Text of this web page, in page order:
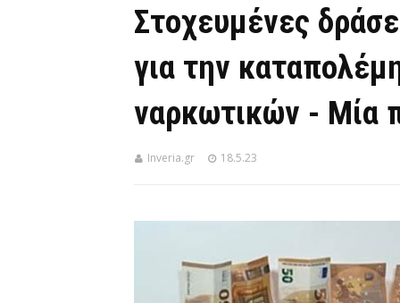
Στοχευμένες
για την
ναρκωτικών - Μία
Inveria.gr 18.5.23